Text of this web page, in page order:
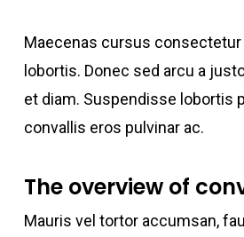
Maecenas cursus
lobortis. Donec sed arcu a
et diam. Suspendisse lobortis
convallis eros pulvinar ac.
The overview of
Mauris vel tortor accumsan,